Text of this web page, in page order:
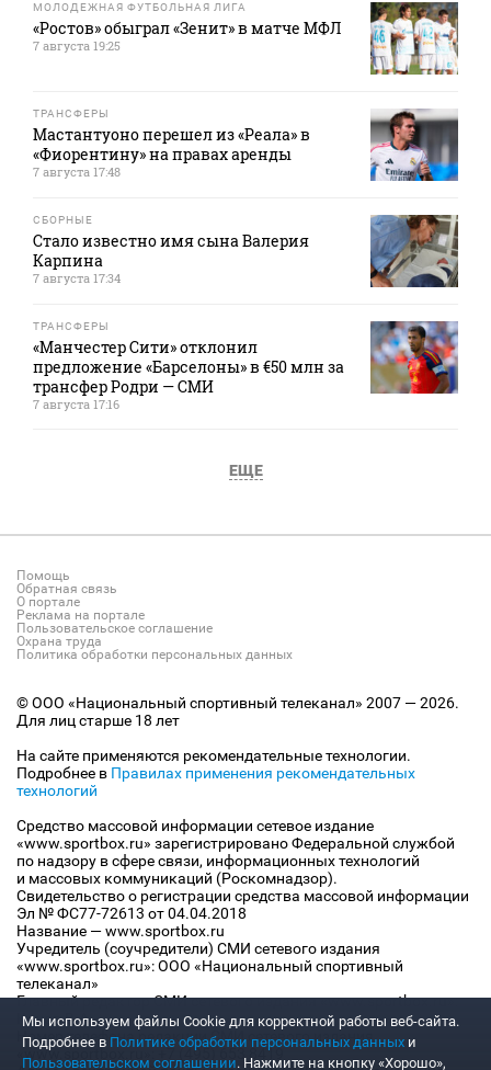
МОЛОДЕЖНАЯ ФУТБОЛЬНАЯ ЛИГА
«Ростов» обыграл «Зенит» в матче МФЛ
7 августа 19:25
ТРАНСФЕРЫ
Мастантуоно перешел из «Реала» в
«Фиорентину» на правах аренды
7 августа 17:48
СБОРНЫЕ
Стало известно имя сына Валерия
Карпина
7 августа 17:34
ТРАНСФЕРЫ
«Манчестер Сити» отклонил
предложение «Барселоны» в €50 млн за
трансфер Родри — СМИ
7 августа 17:16
ЕЩЕ
Помощь
Обратная связь
О портале
Реклама на портале
Пользовательское соглашение
Охрана труда
Политика обработки персональных данных
© ООО «Национальный спортивный телеканал» 2007 — 2026.
Для лиц старше 18 лет
На сайте применяются рекомендательные технологии.
Подробнее в Правилах применения рекомендательных
технологий
Средство массовой информации сетевое издание
«www.sportbox.ru» зарегистрировано Федеральной службой
по надзору в сфере связи, информационных технологий
и массовых коммуникаций (Роскомнадзор).
Свидетельство о регистрации средства массовой информации
Эл № ФС77-72613 от 04.04.2018
Название — www.sportbox.ru
Учредитель (соучредители) СМИ сетевого издания
«www.sportbox.ru»: ООО «Национальный спортивный
телеканал»
Главный редактор СМИ сетевого издания «www.sportbox.ru»:
Конов В.А.
Номер телефона редакции СМИ сетевого издания
«www.sportbox.ru»: +7 (495) 653 8419
Мы используем файлы Сookie для корректной работы веб-сайта.
Подробнее в Политике обработки персональных данных и
Пользовательском соглашении. Нажмите на кнопку «Хорошо»,